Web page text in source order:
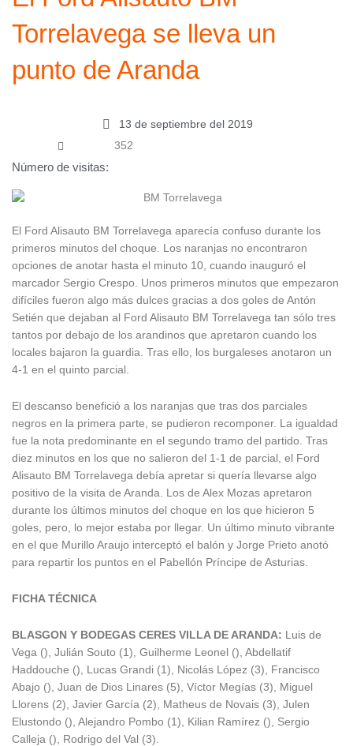
Torrelavega se lleva un
punto de Aranda
13 de septiembre del 2019
Número de visitas:
352
El Ford Alisauto BM Torrelavega aparecía confuso durante los
primeros minutos del choque. Los naranjas no encontraron
opciones de anotar hasta el minuto 10, cuando inauguró el
marcador Sergio Crespo. Unos primeros minutos que empezaron
difíciles fueron algo más dulces gracias a dos goles de Antón
Setién que dejaban al Ford Alisauto BM Torrelavega tan sólo tres
tantos por debajo de los arandinos que apretaron cuando los
locales bajaron la guardia. Tras ello, los burgaleses anotaron un
4-1 en el quinto parcial.
El descanso benefició a los naranjas que tras dos parciales
negros en la primera parte, se pudieron recomponer. La igualdad
fue la nota predominante en el segundo tramo del partido. Tras
diez minutos en los que no salieron del 1-1 de parcial, el Ford
Alisauto BM Torrelavega debía apretar si quería llevarse algo
positivo de la visita de Aranda. Los de Alex Mozas apretaron
durante los últimos minutos del choque en los que hicieron 5
goles, pero, lo mejor estaba por llegar. Un último minuto vibrante
en el que Murillo Araujo interceptó el balón y Jorge Prieto anotó
para repartir los puntos en el Pabellón Príncipe de Asturias.
FICHA TÉCNICA
BLASGON Y BODEGAS CERES VILLA DE ARANDA:
Luis de
Vega (), Julián Souto (1), Guilherme Leonel (), Abdellatif
Haddouche (), Lucas Grandi (1), Nicolás López (3), Francisco
Abajo (), Juan de Dios Linares (5), Víctor Megías (3), Miguel
Llorens (2), Javier García (2), Matheus de Novais (3), Julen
Elustondo (), Alejandro Pombo (1), Kilian Ramírez (), Sergio
Calleja (), Rodrigo del Val (3).